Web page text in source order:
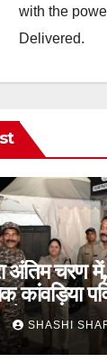
with the
Delivered.
अंतिम चरण
कांवड़िया
रहे SHASHI